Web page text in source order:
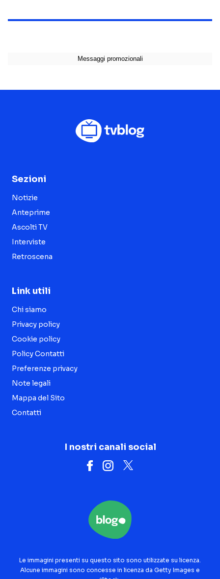
Sezioni
Notizie
Anteprime
Ascolti TV
Interviste
Retroscena
Link utili
Chi siamo
Privacy policy
Cookie policy
Policy Contatti
Preferenze privacy
Note legali
Mappa del Sito
Contatti
I nostri canali social
Le immagini presenti su questo sito sono utilizzate su licenza.
Alcune immagini sono concesse in licenza da Getty Images e